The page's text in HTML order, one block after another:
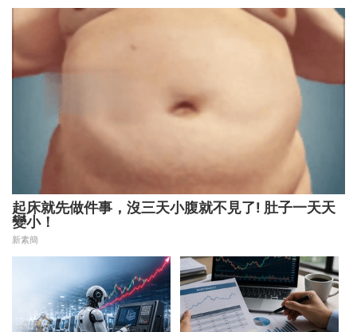
起床就先做件事，沒三天小腹就不見了! 肚子一天天
變小！
新素簡